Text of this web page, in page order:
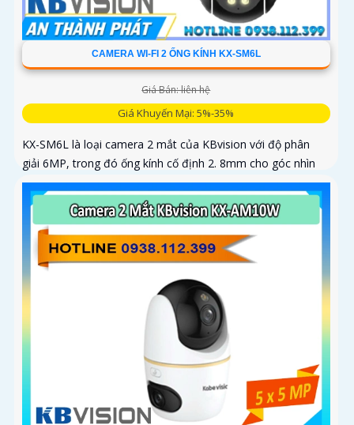
CAMERA WI-FI 2 ỐNG KÍNH KX-SM6L
Giá Bán: liên hệ
Giá Khuyến Mại: 5%-35%
KX-SM6L là loại camera 2 mắt của KBvision với độ phân
giải 6MP, trong đó ống kính cố định 2. 8mm cho góc nhìn
95° và ống kính quay quét 6mm điều khiển từ xa góc ngang
352°